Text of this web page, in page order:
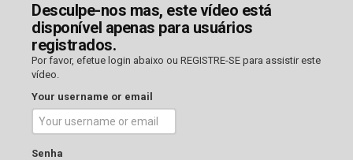
Desculpe-nos mas, este vídeo está
disponível apenas para usuários
registrados.
Por favor, efetue login abaixo ou REGISTRE-SE para assistir este
vídeo.
Your username or email
Senha